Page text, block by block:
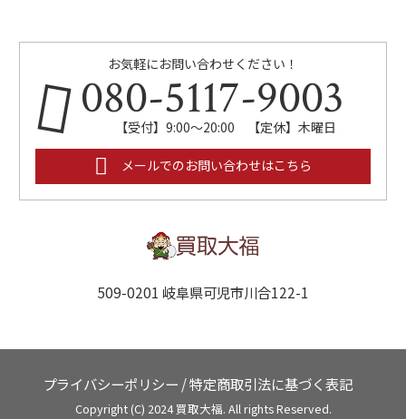
お気軽にお問い合わせください！
080-5117-9003
【受付】9:00～20:00 【定休】木曜日
メールでのお問い合わせはこちら
509-0201 岐阜県可児市川合122-1
プライバシーポリシー /特定商取引法に基づく表記
Copyright (C) 2024 買取大福. All rights Reserved.